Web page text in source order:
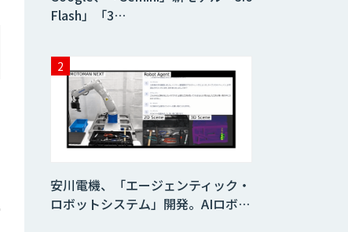
Flash」「3…
安川電機、「エージェンティック・
ロボットシステム」開発。AIロボ…